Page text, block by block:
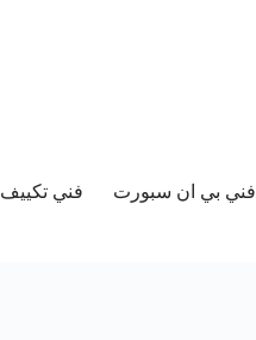
فني بي ان سبورت فني تكييف